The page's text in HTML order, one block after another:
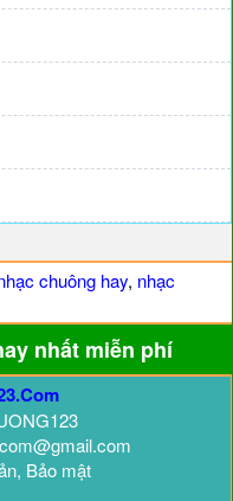
chuông hay, nhạc
nhất miễn phí
Bảo mật